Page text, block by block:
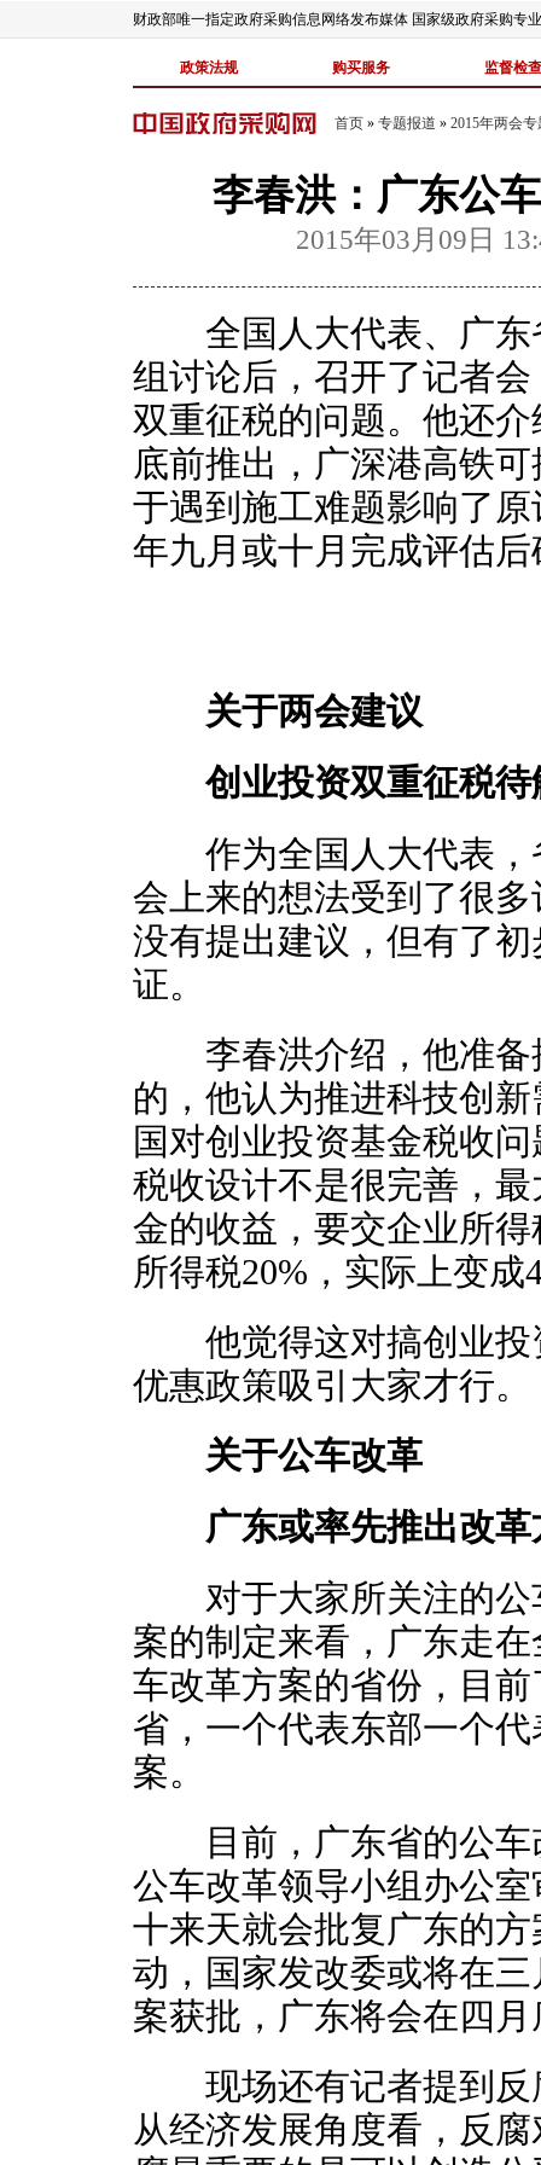
财政部唯一指定政府采购信息网络发布媒体 国家级政府采购专
政策法规 购买服务 监督检查
首页 » 专题报道 » 2015年两会专
李春洪：广东公
2015年03月09日
全国人大代表、广东
组讨论后，召开了记者
双重征税的问题。他还
底前推出，广深港高铁
于遇到施工难题影响了
年九月或十月完成评估
关于两会建议
创业投资双重征税待
作为全国人大代表，
会上来的想法受到了很
没有提出建议，但有了
证。
李春洪介绍，他准备
的，他认为推进科技创
国对创业投资基金税收
税收设计不是很完善，
金的收益，要交企业所
所得税20%，实际上变成
他觉得这对搞创业投
优惠政策吸引大家才行。
关于公车改革
广东或率先推出改革
对于大家所关注的公
案的制定来看，广东走
车改革方案的省份，目
省，一个代表东部一个
案。
目前，广东省的公车
公车改革领导小组办公
十来天就会批复广东的
动，国家发改委或将在
案获批，广东将会在四
现场还有记者提到反
从经济发展角度看，反